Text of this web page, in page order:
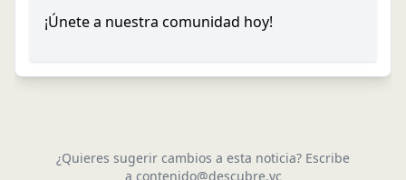
¡Únete a nuestra comunidad hoy!
¿Quieres sugerir cambios a esta noticia? Escribe
a contenido@descubre.vc